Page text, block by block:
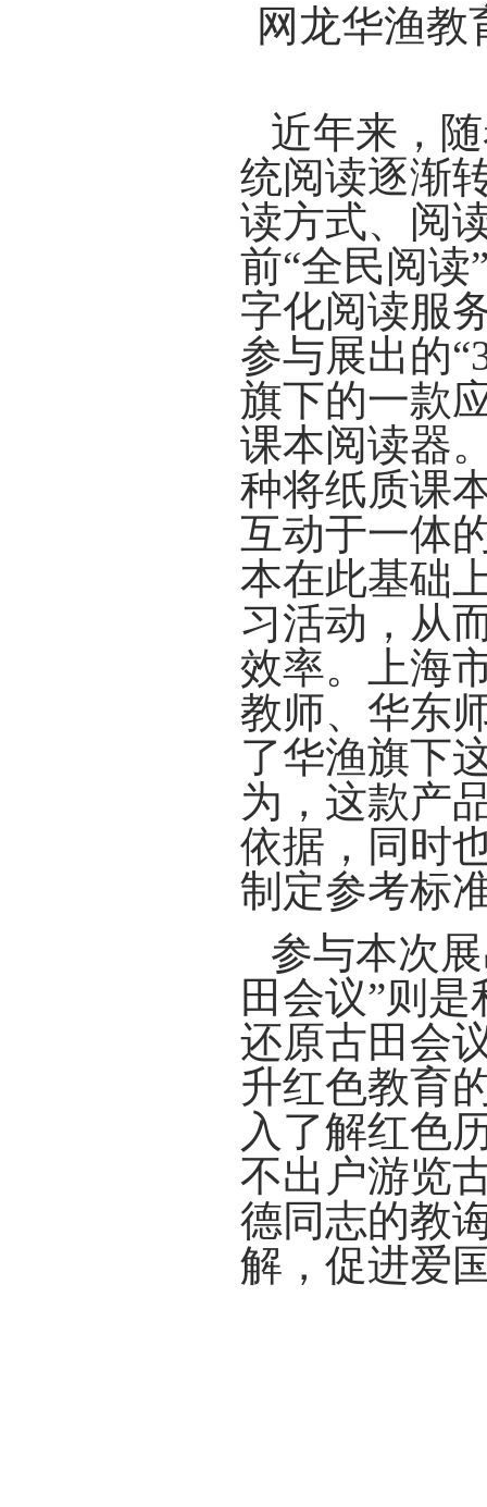
网龙华渔教
近年来，
统阅读逐渐
读方式、阅
前“全民阅
字化阅读服
参与展出的“
旗下的一款
课本阅读器
种将纸质课
互动于一体
本在此基础
习活动，从
效率。
上海
教师、华东
了华渔旗下
为，这款产
依据，同时
制定参考标
参与本次
田会议”则是
还原古田会
升红色教育
入了解红色
不出户游览
德同志的教
解，促进爱